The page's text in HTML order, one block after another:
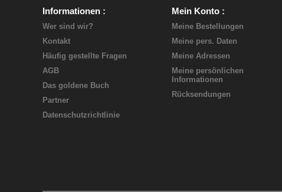
Informationen
Wer sind wir?
Kontakt
Häufig gestellte Fragen
AGB
Das goldene Buch
Partner
Datenschutzrichtlinie
Mein Konto
Meine Bestellungen
Meine pers. Daten
Meine Adressen
Meine persönlichen
Informationen
Rücksendungen